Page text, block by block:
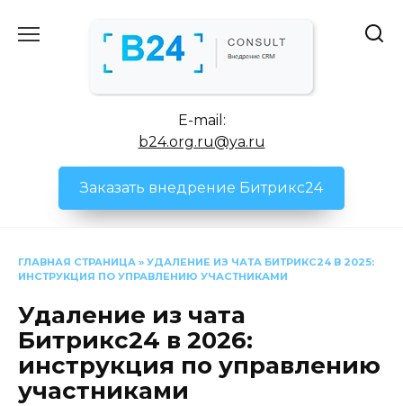
E-mail:
b24.org.ru@ya.ru
Заказать внедрение Битрикс24
ГЛАВНАЯ СТРАНИЦА » УДАЛЕНИЕ ИЗ ЧАТА БИТРИКС24 В 2025:
ИНСТРУКЦИЯ ПО УПРАВЛЕНИЮ УЧАСТНИКАМИ
Удаление из чата
Битрикс24 в 2026:
инструкция по управлению
участниками